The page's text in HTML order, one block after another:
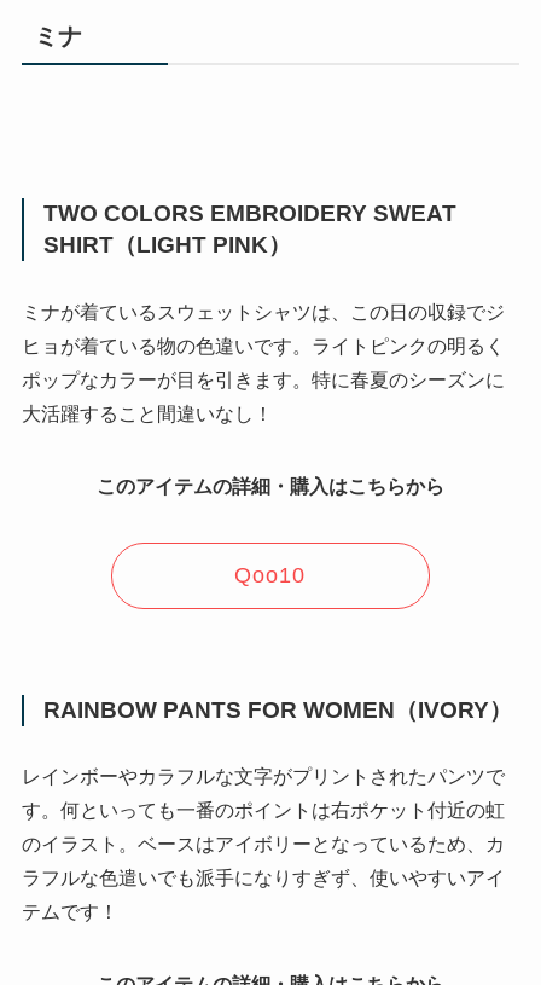
ミナ
TWO COLORS EMBROIDERY SWEAT
SHIRT（LIGHT PINK）
ミナが着ているスウェットシャツは、この日の収録でジ
ヒョが着ている物の色違いです。ライトピンクの明るく
ポップなカラーが目を引きます。特に春夏のシーズンに
大活躍すること間違いなし！
このアイテムの詳細・購入はこちらから
Qoo10
RAINBOW PANTS FOR WOMEN（IVORY）
レインボーやカラフルな文字がプリントされたパンツで
す。何といっても一番のポイントは右ポケット付近の虹
のイラスト。ベースはアイボリーとなっているため、カ
ラフルな色遣いでも派手になりすぎず、使いやすいアイ
テムです！